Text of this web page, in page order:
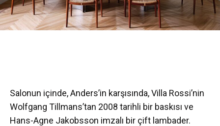
Salonun içinde, Anders’in karşısında, Villa Rossi’nin
Wolfgang Tillmans’tan 2008 tarihli bir baskısı ve
Hans-Agne Jakobsson imzalı bir çift lambader.